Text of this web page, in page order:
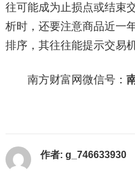
往可能成为止损点或结束
析时，还要注意商品近一
排序，其往往能提示交易机
南方财富网微信号：
作者: g_746633930